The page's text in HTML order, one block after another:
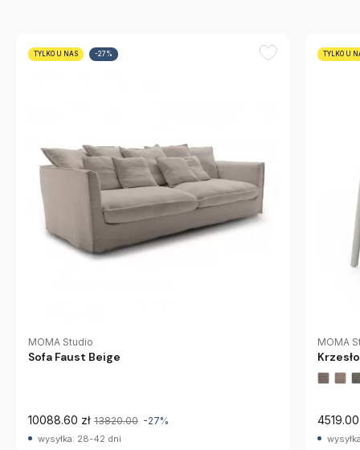
TYLKO U NAS -27%
MOMA Studio
Sofa Faust Beige
10088.60 zł 13820.00 -27%
wysyłka: 28-42 dni
TYLKO U
MOMA
4519.00